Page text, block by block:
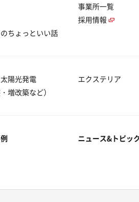
事業所一覧
採用情報
ちょっといい話
陽光発電
エクステリア
増改築など）
ニュース&トピッ